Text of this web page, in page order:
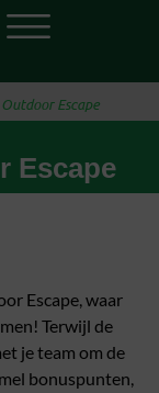
Escape
Escape
Escape, waar
Terwijl de
je team om de
bonuspunten,